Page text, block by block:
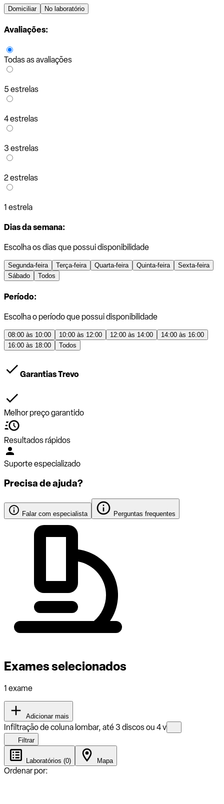
Domiciliar No laboratório
Avaliações:
Todas as avaliações
5 estrelas
4 estrelas
3 estrelas
2 estrelas
1 estrela
Dias da semana:
Escolha os dias que possui disponibilidade
Segunda-feira Terça-feira Quarta-feira Quinta-feira
Sexta-feira
Sábado
Todos
Período:
Escolha o período que possui disponibilidade
08:00 às 10:00 10:00 às 12:00 12:00 às 14:00
14:00 às 16:00
16:00 às 18:00
Todos
Garantias Trevo
Melhor preço garantido
Resultados rápidos
Suporte especializado
Precisa de ajuda?
Falar com especialista Perguntas frequentes
Exames selecionados
1 exame
Adicionar mais
Infiltração de coluna lombar, até 3 discos ou 4 v
Filtrar
Laboratórios (0) Mapa
Ordenar por: